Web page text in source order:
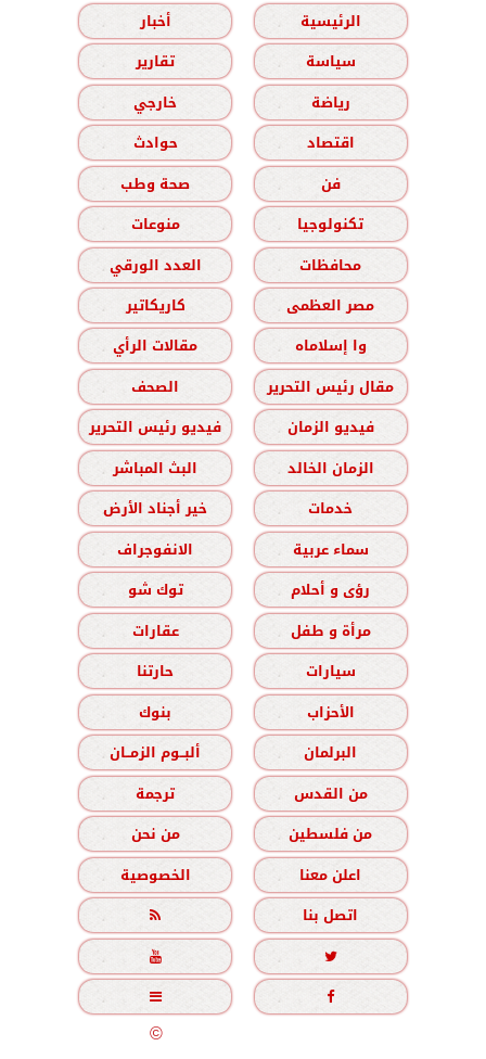
الرئيسية
أخبار
سياسة
تقارير
رياضة
خارجي
اقتصاد
حوادث
فن
صحة وطب
تكنولوجيا
منوعات
محافظات
العدد الورقي
مصر العظمى
كاريكاتير
وا إسلاماه
مقالات الرأي
مقال رئيس التحرير
الصحف
فيديو الزمان
فيديو رئيس التحرير
الزمان الخالد
البث المباشر
خدمات
خير أجناد الأرض
سماء عربية
الانفوجراف
رؤى و أحلام
توك شو
مرأة و طفل
عقارات
سيارات
حارتنا
الأحزاب
بنوك
البرلمان
ألبــوم الزمــان
من القدس
ترجمة
من فلسطين
من نحن
اعلن معنا
الخصوصية
اتصل بنا





جميع الحقوق محفوظة©